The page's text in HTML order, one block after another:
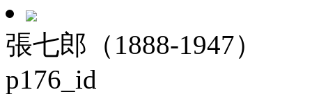
張七郎（1888-1947）
p176_id